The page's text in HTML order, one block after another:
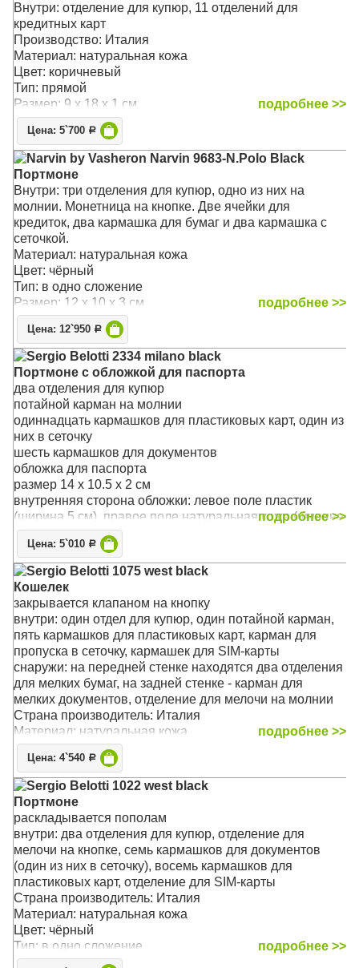
Внутри: отделение для купюр, 11 отделений для
кредитных карт
Производство: Италия
Материал: натуральная кожа
Цвет: коричневый
Тип: прямой
Размер: 9 x 18 x 1 см
подробнее >>
Цена: 5`700 Р
Narvin by Vasheron Narvin 9683-N.Polo Black
Портмоне
Внутри: три отделения для купюр, одно из них на
молнии. Монетница на кнопке. Две ячейки для
кредиток, два кармашка для бумаг и два кармашка с
сеточкой.
Материал: натуральная кожа
Цвет: чёрный
Тип: в одно сложение
Размер: 12 x 10 x 3 см
подробнее >>
Цена: 12`950 Р
Sergio Belotti 2334 milano black
Портмоне с обложкой для паспорта
два отделения для купюр
потайной карман на молнии
одиннадцать кармашков для пластиковых карт, один из
них в сеточку
шесть кармашков для документов
обложка для паспорта
размер 14 x 10.5 x 2 см
внутренняя сторона обложки: левое поле пластик
(ширина 5 см), правое поле натуральная кожа (ширина
6,5см), на внутренней стороне обложки три кармашка
для документов
Материал: натуральная кожа
Цвет: чёрный
Размер: 16 x 11 x 2 cм
подробнее >>
Цена: 5`010 Р
Sergio Belotti 1075 west black
Кошелек
закрывается клапаном на кнопку
внутри: один отдел для купюр, один потайной карман,
пять кармашков для пластиковых карт, карман для
пропуска в сеточку, кармашек для SIM-карты
снаружи: на передней стенке находятся два отделения
для мелких бумаг, на задней стенке - карман для
мелких документов, отделение для мелочи на молнии
Страна производитель: Италия
Материал: натуральная кожа
Цвет: чёрный
Тип: прямой
Размер: 17.5 x 9 x 1.5 см
подробнее >>
Цена: 4`540 Р
Sergio Belotti 1022 west black
Портмоне
раскладывается пополам
внутри: два отделения для купюр, отделение для
мелочи на кнопке, семь кармашков для документов
(один из них в сеточку), восемь кармашков для
пластиковых карт, отделение для SIM-карты
Страна производитель: Италия
Материал: натуральная кожа
Цвет: чёрный
Тип: в одно сложение
Размер: 13 х 10 х 3 см
подробнее >>